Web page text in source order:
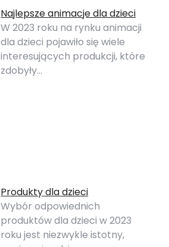
Najlepsze animacje dla dzieci
W 2023 roku na rynku animacji
dla dzieci pojawiło się wiele
interesujących produkcji, które
zdobyły…
Produkty dla dzieci
Wybór odpowiednich
produktów dla dzieci w 2023
roku jest niezwykle istotny,